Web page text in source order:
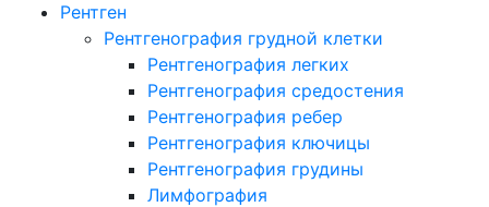
Рентген
Рентгенография грудной клетки
Рентгенография легких
Рентгенография средостения
Рентгенография ребер
Рентгенография ключицы
Рентгенография грудины
Лимфография